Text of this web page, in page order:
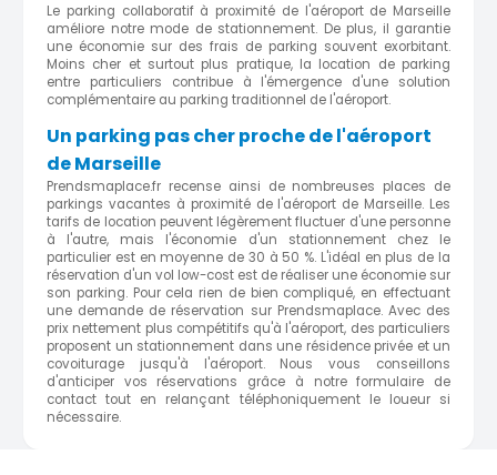
Le parking collaboratif à proximité de l'aéroport de Marseille
améliore notre mode de stationnement. De plus, il garantie
une économie sur des frais de parking souvent exorbitant.
Moins cher et surtout plus pratique, la location de parking
entre particuliers contribue à l'émergence d'une solution
complémentaire au parking traditionnel de l'aéroport.
Un parking pas cher proche de l'aéroport
de Marseille
Prendsmaplace.fr recense ainsi de nombreuses places de
parkings vacantes à proximité de l'aéroport de Marseille. Les
tarifs de location peuvent légèrement fluctuer d'une personne
à l'autre, mais l'économie d'un stationnement chez le
particulier est en moyenne de 30 à 50 %. L'idéal en plus de la
réservation d'un vol low-cost est de réaliser une économie sur
son parking. Pour cela rien de bien compliqué, en effectuant
une demande de réservation sur Prendsmaplace. Avec des
prix nettement plus compétitifs qu'à l'aéroport, des particuliers
proposent un stationnement dans une résidence privée et un
covoiturage jusqu'à l'aéroport. Nous vous conseillons
d'anticiper vos réservations grâce à notre formulaire de
contact tout en relançant téléphoniquement le loueur si
nécessaire.